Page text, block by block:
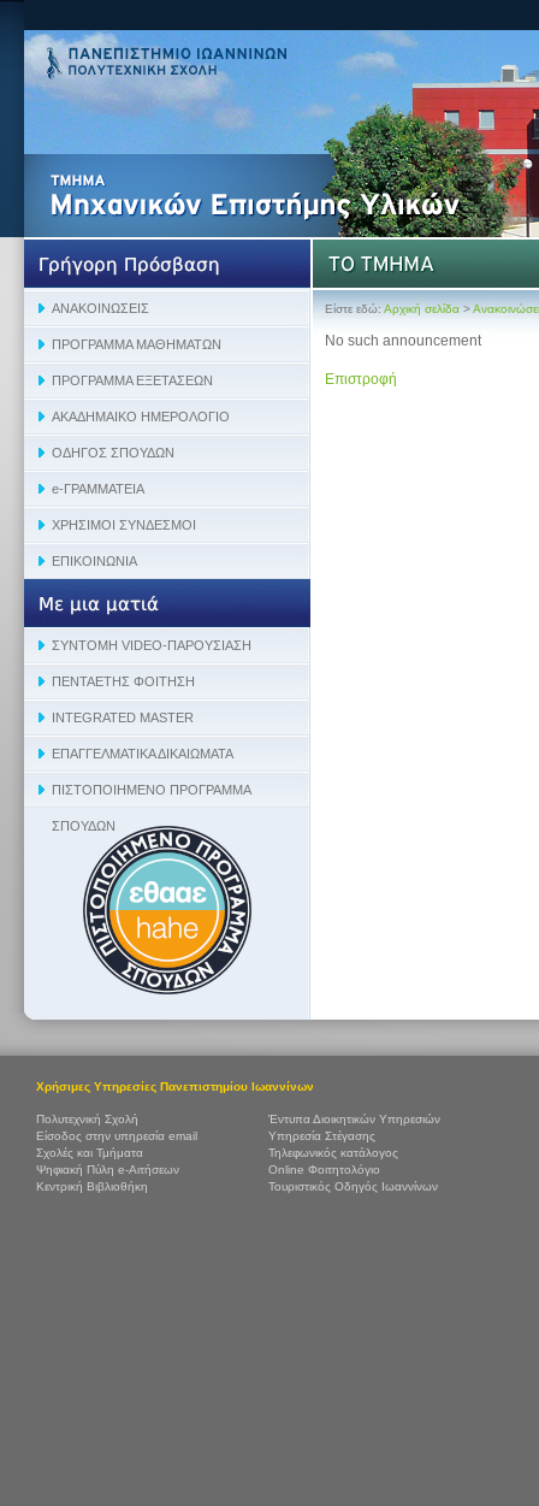
Είστε εδώ: Αρχική σελίδα >
No such announcement
Επιστροφή